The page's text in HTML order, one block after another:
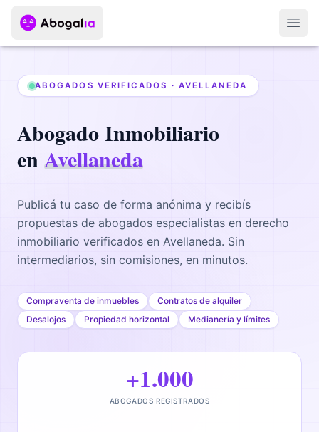
ABOGADOS VERIFICADOS · AVELLANEDA
AbogadoInmobiliario
enAvellaneda
Publicá tu caso de forma anónima y recibís
propuestas de abogados especialistas en derecho
inmobiliario verificados en Avellaneda. Sin
intermediarios, sin comisiones, en minutos.
Compraventa de inmuebles
Contratos de alquiler
Desalojos
Propiedad horizontal Medianería y límites
+1.000
ABOGADOS REGISTRADOS